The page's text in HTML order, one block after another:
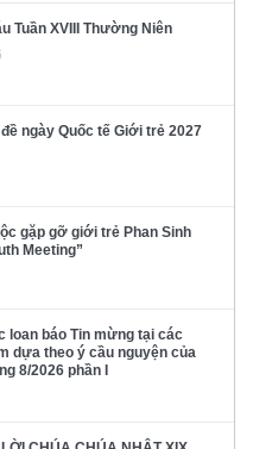
Tuần XVIII Thường Niên
ngày Quốc tế Giới trẻ 2027
gặp gỡ giới trẻ Phan Sinh
Meeting”
loan báo Tin mừng tại các
dựa theo ý cầu nguyện của
8/2026 phần I